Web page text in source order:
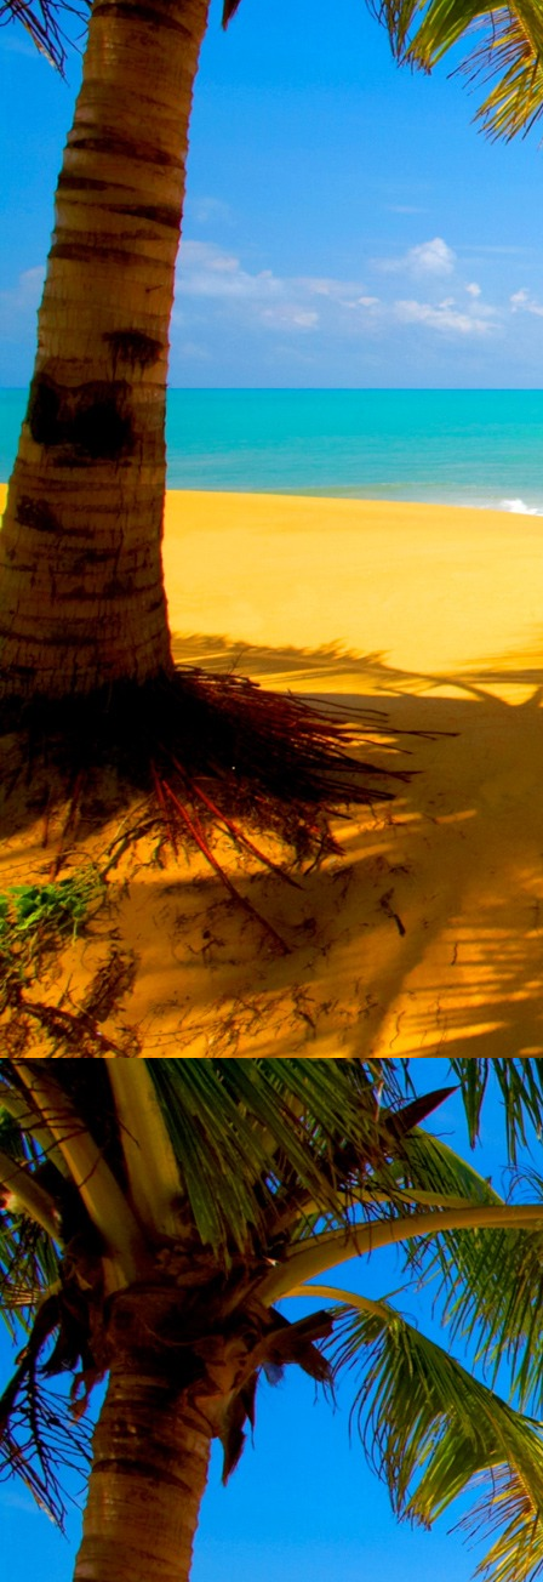
17. hét
Így szól a kozmikus Ige,
Melyet érzékeim kapuin
Vezethettem lelkem mélységeibe:
Kozmikus távlataimmal töltsd be
Szellemed mélységeit, hogy
Kitágíthatom-e annyira a lelkem,
Hogy a kozmikus Igével
Melynek csíráját már magába
Úgy sejtem, hogy új erőre kapva
Lelkemet méltóvá kell tennem arra,
Hogy önmagát a szellem ruhájává
19. hét
Hogy emlékezetemmel titkon
Amit most újonnan magamba
S további törekvésem célja az
Hogy új erőre kapva ébresszen
Saját belső erőket lelkemben,
A kozmikus létezéstől eltávolodva
Magára maradna, önmagát
S ha csak olyan alapokra építene, ami
Akkor voltaképpen meg kellene ölnie
21. hét
Érzem, hogy egy külső termékenyítő
Megerősödve ad át önmagamnak
S érzem, hogy a csíra érlelődik,
És a sejtelem fénnyel telítve
Saját Énem erőihez bennem.
A kozmikus messzeségekből fakadó
Nagy erővel bennünk él tovább:
A lélek belső fényévé válik,
És szellemi mélységekbe világít,
Hogy hozzon olyan gyümölcsöket,
Melyek a kozmikus Énből idővel
Emberi Énné érlelődnek.
23. hét
Ím, ősziesre fordul
Az érzékek ingerlő törekvése.
A fény megnyilatkozásába
Belevegyül a komor ködök fátyla.
S én a távoli térségben
Az ősz téli álmát nézem.
A nyár teljesen
Átadta önmagát nekem.
24. hét
Önmagát állandóan újrateremtve
A lélek felismeri önmagát,
S a világszellem működik tovább
Az önismeretben újra
S így az Én-érzék akarati
A lélek sötétjéből lesz megteremtve.
25. hét
Csak most tagozódhat belém
S ragyogva árasztja belső fényem